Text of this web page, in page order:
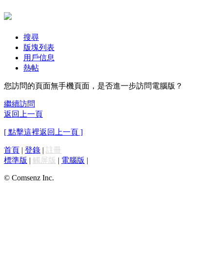
搜尋
版塊列表
用戶信息
熱帖
您訪問的頁面無手機頁面，是否進一步訪問電腦版？
繼續訪問
返回上一頁
[ 點擊這裡返回上一頁 ]
首頁 | 登錄 | 註冊
標準版 | 觸屏版 | 電腦版 |
© Comsenz Inc.